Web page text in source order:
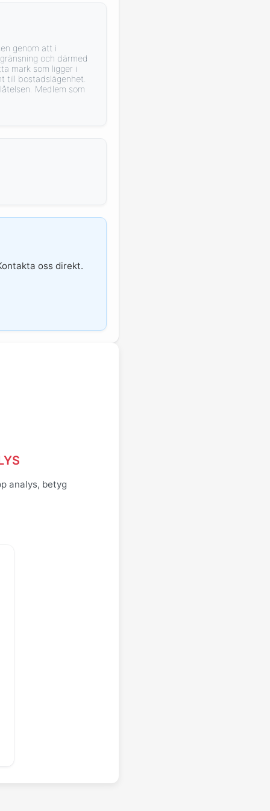
genom att i
och därmed
mark som ligger i
till bostadslägenhet.
Medlem som
oss direkt.
analys, betyg